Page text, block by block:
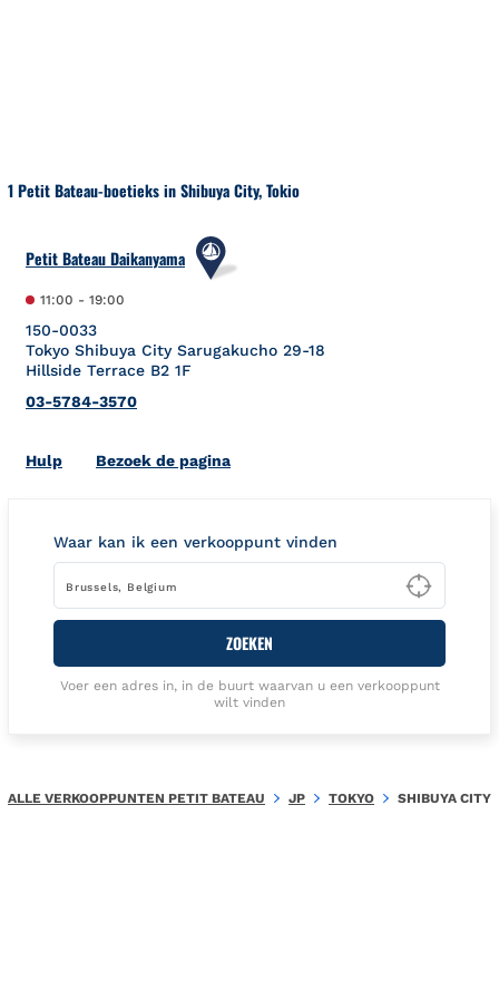
1 Petit Bateau-boetieks in Shibuya City, Tokio
Petit Bateau Daikanyama
11:00 - 19:00
150-0033
Tokyo Shibuya City Sarugakucho 29-18
Hillside Terrace B2 1F
03-5784-3570
HulpLink Opens in New Tab
Bezoek de pagina
Waar kan ik een verkooppunt vinden
Type
ZOEKEN
Voer een adres in, in de buurt waarvan u een verkooppunt
wilt vinden
ALLE VERKOOPPUNTEN PETIT BATEAU JP TOKYO SHIBUYA CITY